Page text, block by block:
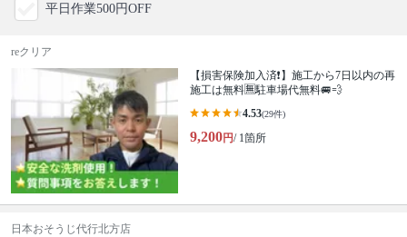
平日作業500円OFF
reクリア
【損害保険加入済❗️】施工から7日以内の再
施工は無料🈚️駐車場代無料🚐💨
4.53(29件)
9,200円/ 1箇所
日本おそうじ代行北方店